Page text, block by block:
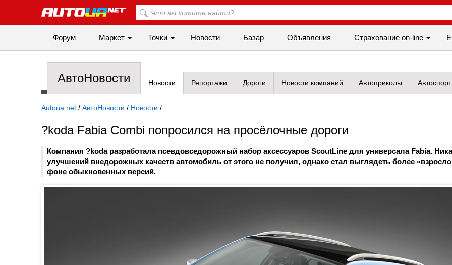
Форум Маркет Точки Новости Базар Объявления Cтрахование on-line
АвтоНовости Новости Репортажи Дороги Новости компаний Автоприколы Автоспорт
Autoua.net / АвтоНовости / Новости /
?koda Fabia Combi попросился на просёлочные дороги
Компания ?koda разработала псевдовседорожный набор аксессуаров ScoutLine для универсала Fabia.
улучшений внедорожных качеств автомобиль от этого не получил, однако стал выглядеть более
фоне обыкновенных версий.